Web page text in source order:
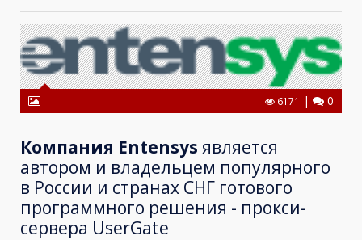
6171 | 0
Компания Entensys является
автором и владельцем популярного
в России и странах СНГ готового
программного решения - прокси-
сервера UserGate